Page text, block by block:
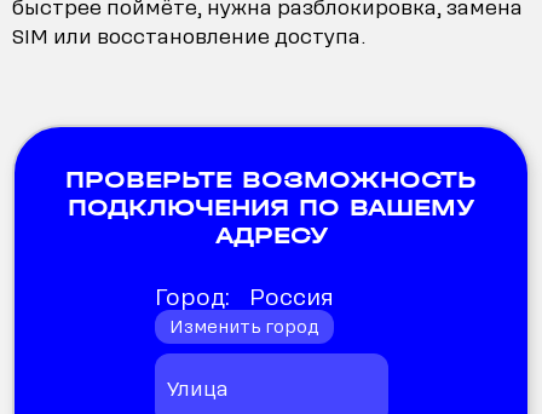
быстрее поймёте, нужна разблокировка, замена
SIM или восстановление доступа.
ПРОВЕРЬТЕ ВОЗМОЖНОСТЬ
ПОДКЛЮЧЕНИЯ ПО ВАШЕМУ
АДРЕСУ
Город: Россия
Изменить город